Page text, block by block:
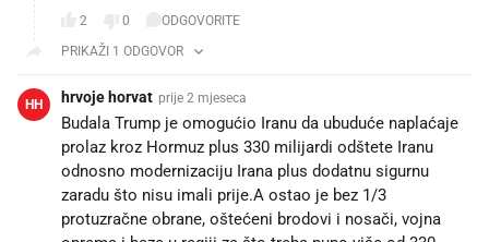
2 0
ODGOVORITE
PRIKAŽI 1 ODGOVOR
HH hrvoje horvat prije 2 mjeseca
Budala Trump je omogućio Iranu da ubuduće naplaćaje
prolaz kroz Hormuz plus 330 milijardi odštete Iranu
odnosno modernizaciju Irana plus dodatnu sigurnu
zaradu što nisu imali prije.A ostao je bez 1/3
protuzračne obrane, oštećeni brodovi i nosači, vojna